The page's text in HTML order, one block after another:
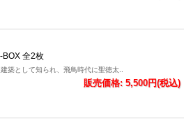
全2枚
築として知られ、飛鳥時代に聖徳太..
販売価格: 5,500円(税込)